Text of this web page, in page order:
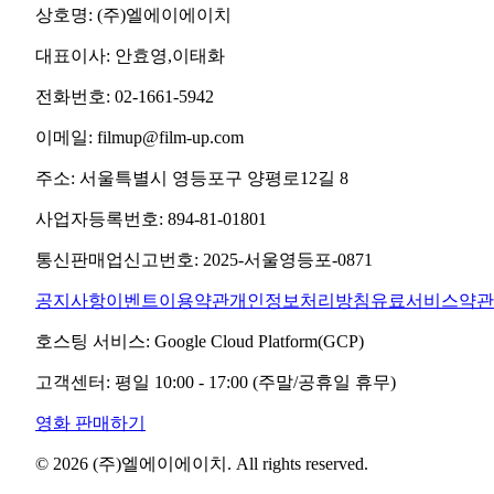
상호명: (주)엘에이에이치
대표이사: 안효영,이태화
전화번호: 02-1661-5942
이메일: filmup@film-up.com
주소: 서울특별시 영등포구 양평로12길 8
사업자등록번호: 894-81-01801
통신판매업신고번호: 2025-서울영등포-0871
공지사항이벤트이용약관개인정보처리방침유료서비스약관
호스팅 서비스: Google Cloud Platform(GCP)
고객센터: 평일 10:00 - 17:00 (주말/공휴일 휴무)
영화 판매하기
© 2026 (주)엘에이에이치 . All rights reserved.